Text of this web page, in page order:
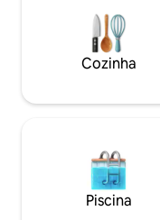
por pessoa/noite,
Cozinha
Piscina